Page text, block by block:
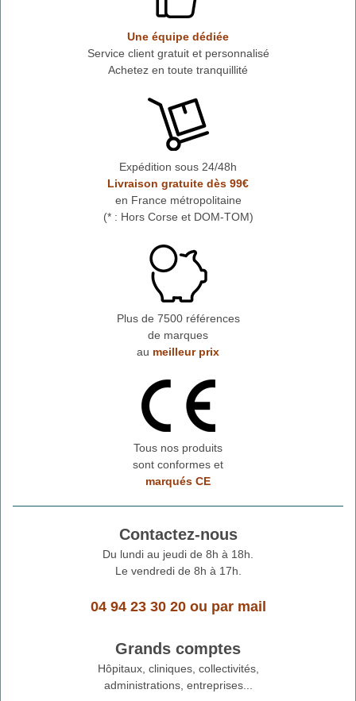
Une équipe dédiée
Service client gratuit et personnalisé
Achetez en toute tranquillité
Expédition sous 24/48h
Livraison gratuite dès 99€
en France métropolitaine
(* : Hors Corse et DOM-TOM)
Plus de 7500 références
de marques
au meilleur prix
Tous nos produits
sont conformes et
marqués CE
Contactez-nous
Du lundi au jeudi de 8h à 18h.
Le vendredi de 8h à 17h.
04 94 23 30 20ou par mail
Grands comptes
Hôpitaux, cliniques, collectivités,
administrations, entreprises...